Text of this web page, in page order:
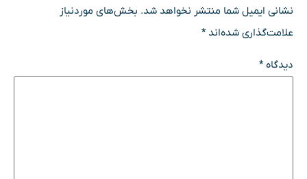
نشانی ایمیل شما منتشر نخواهد شد. بخش‌های موردنیاز
علامت‌گذاری شده‌اند*
دیدگاه*